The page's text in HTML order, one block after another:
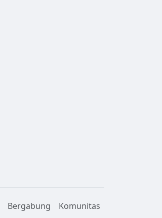
Bergabung Komunitas